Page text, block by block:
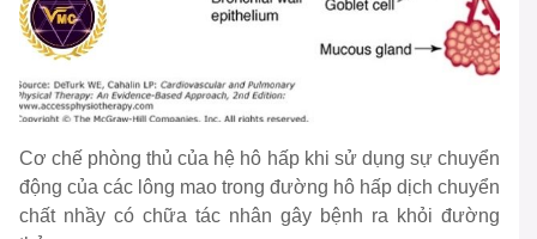
Cơ chế phòng thủ của hệ hô hấp khi sử dụng sự chuyển
động của các lông mao trong đường hô hấp dịch chuyển
chất nhầy có chữa tác nhân gây bệnh ra khỏi đường